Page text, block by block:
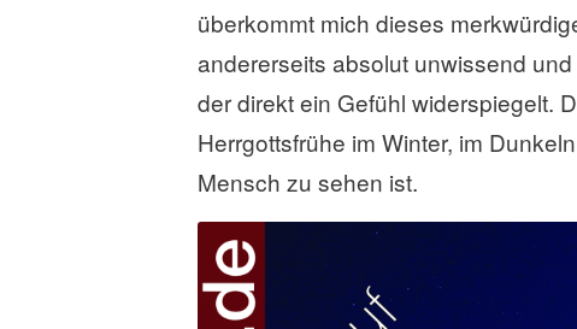
überkommt mich dieses
andererseits absolut unwissend
der direkt ein Gefühl widerspiegelt.
Herrgottsfrühe im Winter, im
Mensch zu sehen ist.
t
e
l